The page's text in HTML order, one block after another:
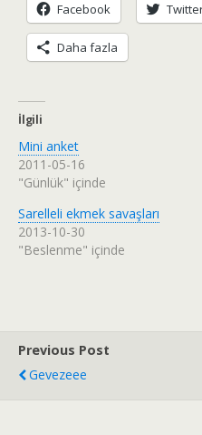
Facebook
Daha fazla
İlgili
Mini anket
2011-05-16
"Günlük" içinde
Sarelleli ekmek savaşları
2013-10-30
"Beslenme" içinde
Previous Post
Gevezeee